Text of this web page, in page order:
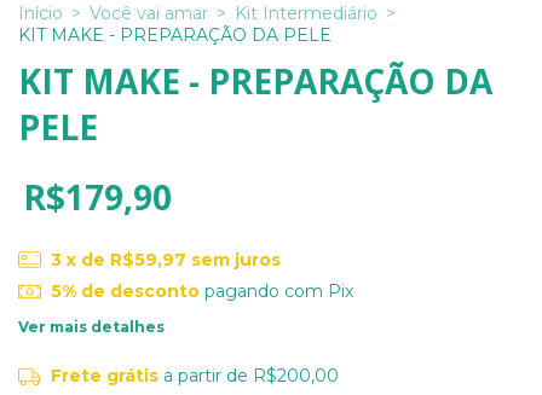
Início > Você vai amar > Kit Intermediário >
KIT MAKE - PREPARAÇÃO DA PELE
KIT MAKE - PREPARAÇÃO DA
PELE
R$179,90
3 x de R$59,97 sem juros
5% de descontopagando com Pix
Ver mais detalhes
Frete grátis a partir de R$200,00